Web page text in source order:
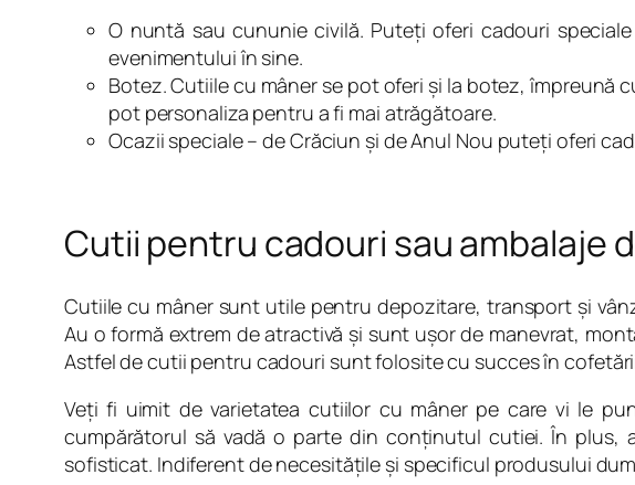
O nuntă sau cununie civilă. Puteţi oferi cadouri
evenimentului în sine.
Botez. Cutiile cu mâner se pot oferi şi la botez, împreună
pot personaliza pentru a fi mai atrăgătoare.
Ocazii speciale – de Crăciun şi de Anul Nou puteţi oferi
Cutii pentru cadouri sau ambalaje
Cutiile cu mâner sunt utile pentru depozitare, transport şi
Au o formă extrem de atractivă şi sunt uşor de manevrat,
Astfel de cutii pentru cadouri sunt folosite cu succes în
Veţi fi uimit de varietatea cutiilor cu mâner pe care vi le
cumpărătorul să vadă o parte din conţinutul cutiei. În
sofisticat. Indiferent de necesităţile şi specificul produsului